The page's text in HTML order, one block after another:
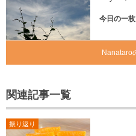
今日の一
Nanataro
関連記事一覧
振り返り